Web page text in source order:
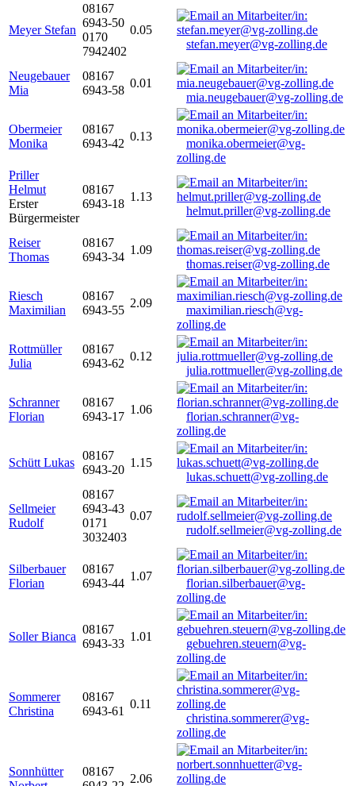
Meyer Stefan
08167
6943-50
0170
7942402
0.05
stefan.meyer@vg-zolling.de
Neugebauer
Mia
08167
6943-58
0.01
mia.neugebauer@vg-zolling.de
Obermeier
Monika
08167
6943-42
0.13
monika.obermeier@vg-
zolling.de
Priller
Helmut
Erster
Bürgermeister
08167
6943-18
1.13
helmut.priller@vg-zolling.de
Reiser
Thomas
08167
6943-34
1.09
thomas.reiser@vg-zolling.de
Riesch
Maximilian
08167
6943-55
2.09
maximilian.riesch@vg-
zolling.de
Rottmüller
Julia
08167
6943-62
0.12
julia.rottmueller@vg-zolling.de
Schranner
Florian
08167
6943-17
1.06
florian.schranner@vg-
zolling.de
Schütt Lukas
08167
6943-20
1.15
lukas.schuett@vg-zolling.de
Sellmeier
Rudolf
08167
6943-43
0171
3032403
0.07
rudolf.sellmeier@vg-zolling.de
Silberbauer
Florian
08167
6943-44
1.07
florian.silberbauer@vg-
zolling.de
Soller Bianca
08167
6943-33
1.01
gebuehren.steuern@vg-
zolling.de
Sommerer
Christina
08167
6943-61
0.11
christina.sommerer@vg-
zolling.de
Sonnhütter
08167
2.06